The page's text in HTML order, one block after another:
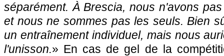
séparément. À Brescia, nous n'avons
et nous ne sommes pas les seuls. Bien
un entraînement individuel, mais nous
l'unisson.» En cas de gel de la